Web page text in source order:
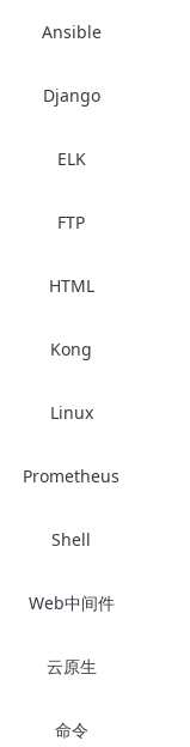
Ansible
Django
ELK
FTP
HTML
Kong
Linux
Prometheus
Shell
Web中间件
云原生
命令